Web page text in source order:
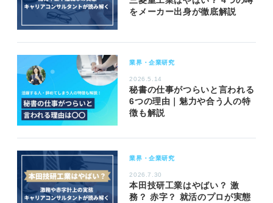
をメーカー出身が徹底解説
業界・企業研究
2026.5.14
秘書の仕事がつらいと言われる
6つの理由｜魅力や合う人の特
徴も解説
業界・企業研究
2026.7.30
本田技研工業はやばい？ 激
務？ 赤字？ 就活のプロが実態